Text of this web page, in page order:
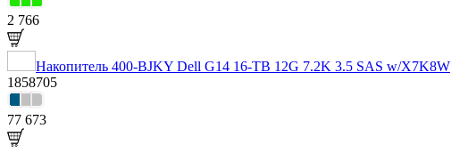
2 766
Накопитель 400-BJKY Dell G14 16-TB 12G 7.2K 3.5 SAS w/X7K8W
1858705
77 673